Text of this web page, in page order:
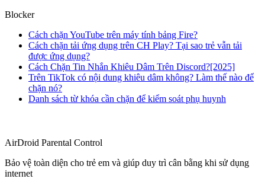
Blocker
Cách chặn YouTube trên máy tính bảng Fire?
Cách chặn tải ứng dụng trên CH Play? Tại sao trẻ vẫn tải
được ứng dụng?
Cách Chặn Tin Nhắn Khiêu Dâm Trên Discord?[2025]
Trên TikTok có nội dung khiêu dâm không? Làm thế nào để
chặn nó?
Danh sách từ khóa cần chặn để kiểm soát phụ huynh
AirDroid Parental Control
Bảo vệ toàn diện cho trẻ em và giúp duy trì cân bằng khi sử dụng
internet